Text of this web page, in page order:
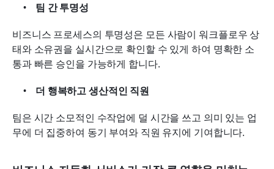
팀 간 투명성
비즈니스 프로세스의 투명성은 모든 사람이 워크플로우 상
태와 소유권을 실시간으로 확인할 수 있게 하여 명확한 소
통과 빠른 승인을 가능하게 합니다.
더 행복하고 생산적인 직원
팀은 시간 소모적인 수작업에 덜 시간을 쓰고 의미 있는 업
무에 더 집중하여 동기 부여와 직원 유지에 기여합니다.